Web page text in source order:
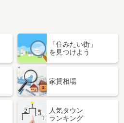
「住みたい街」
を見つけよう
家賃相場
人気タウン
ランキング